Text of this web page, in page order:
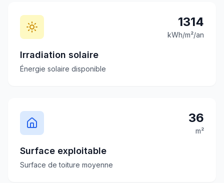
1314
kWh/m²/an
Irradiation solaire
Énergie solaire disponible
36
m²
Surface exploitable
Surface de toiture moyenne